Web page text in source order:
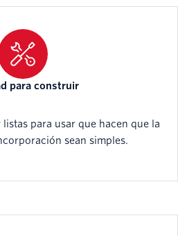
para construir
para usar que hacen que la
sean simples.